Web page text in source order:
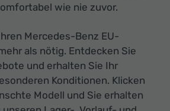
wie nie zuvor.
Mercedes-Benz EU-
als nötig. Entdecken Sie
und erhalten Sie Ihr
Konditionen. Klicken
Modell und Sie erhalten